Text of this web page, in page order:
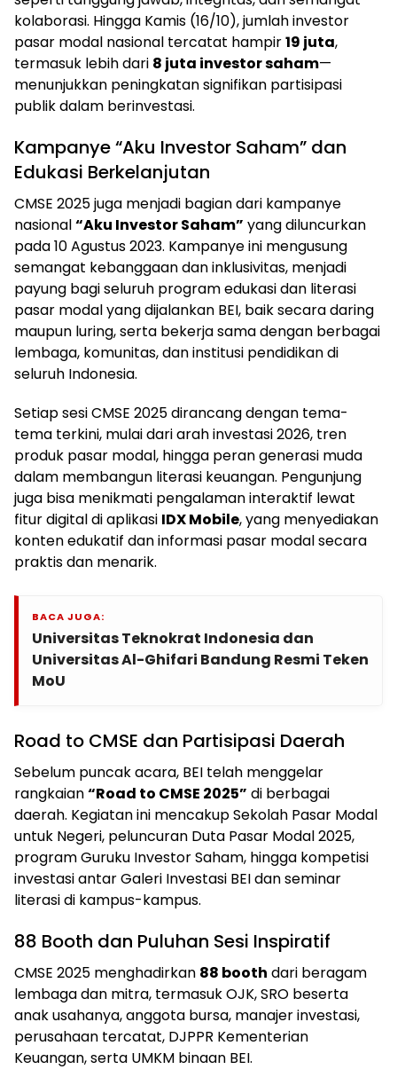
kolaborasi. Hingga Kamis (16/10), jumlah investor
pasar modal nasional tercatat hampir19 juta,
termasuk lebih dari 8 juta investor saham—
menunjukkan peningkatan signifikan partisipasi
publik dalam berinvestasi.
Kampanye “Aku Investor Saham” dan
Edukasi Berkelanjutan
CMSE 2025 juga menjadi bagian dari kampanye
nasional“Aku Investor Saham” yang diluncurkan
pada 10 Agustus 2023. Kampanye ini mengusung
semangat kebanggaan dan inklusivitas, menjadi
payung bagi seluruh program edukasi dan literasi
pasar modal yang dijalankan BEI, baik secara daring
maupun luring, serta bekerja sama dengan berbagai
lembaga, komunitas, dan institusi pendidikan di
seluruh Indonesia.
Setiap sesi CMSE 2025 dirancang dengan tema-
tema terkini, mulai dari arah investasi 2026, tren
produk pasar modal, hingga peran generasi muda
dalam membangun literasi keuangan. Pengunjung
juga bisa menikmati pengalaman interaktif lewat
fitur digital di aplikasi IDX Mobile, yang menyediakan
konten edukatif dan informasi pasar modal secara
praktis dan menarik.
BACA JUGA:
Universitas Teknokrat Indonesia dan
Universitas Al-Ghifari Bandung Resmi Teken
MoU
Road to CMSE dan Partisipasi Daerah
Sebelum puncak acara, BEI telah menggelar
rangkaian“Road to CMSE 2025” di berbagai
daerah. Kegiatan ini mencakup Sekolah Pasar Modal
untuk Negeri, peluncuran Duta Pasar Modal 2025,
program Guruku Investor Saham, hingga kompetisi
investasi antar Galeri Investasi BEI dan seminar
literasi di kampus-kampus.
88 Booth dan Puluhan Sesi Inspiratif
CMSE 2025 menghadirkan 88 booth dari beragam
lembaga dan mitra, termasuk OJK, SRO beserta
anak usahanya, anggota bursa, manajer investasi,
perusahaan tercatat, DJPPR Kementerian
Keuangan, serta UMKM binaan BEI.